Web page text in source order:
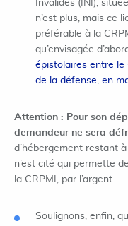
Invalides (INI),
n’est plus, mais ce
préférable à la
qu’envisagée
épistolaires entre le
de la défense, en
Attention : Pour son
demandeur ne sera
d’hébergement restant
n’est cité qui permette
la CRPMI, par l’argent.
Soulignons, enfin,